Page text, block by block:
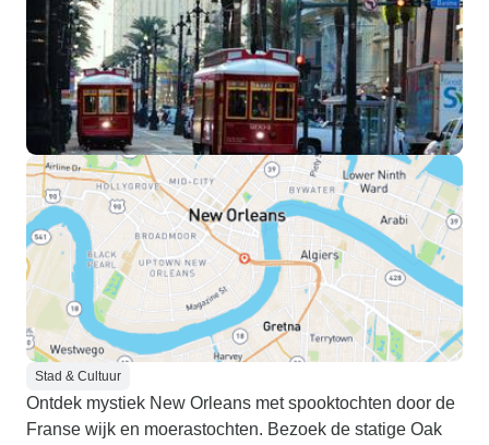
Stad & Cultuur
Ontdek mystiek New Orleans met spooktochten door de
Franse wijk en moerastochten. Bezoek de statige Oak